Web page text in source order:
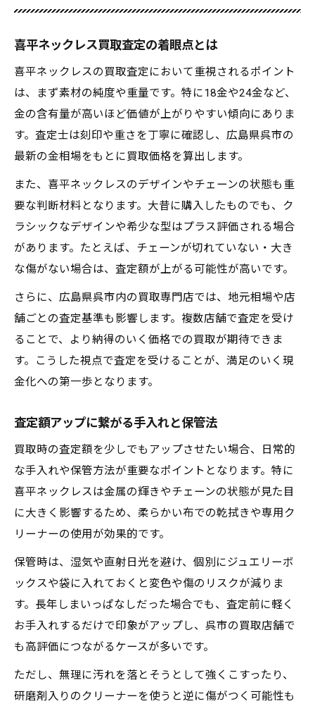
喜平ネックレス買取査定の着眼点とは
喜平ネックレスの買取査定において重視されるポイント
は、まず素材の純度や重量です。特に18金や24金など、
金の含有量が高いほど価値が上がりやすい傾向にありま
す。査定士は刻印や重さを丁寧に確認し、広島県呉市の
最新の金相場をもとに買取価格を算出します。
また、喜平ネックレスのデザインやチェーンの状態も重
要な判断材料となります。大昔に購入したものでも、ク
ラシックなデザインや希少な型はプラス評価される場合
があります。たとえば、チェーンが切れていない・大き
な傷がない場合は、査定額が上がる可能性が高いです。
さらに、広島県呉市内の買取専門店では、地元相場や店
舗ごとの査定基準も影響します。複数店舗で査定を受け
ることで、より納得のいく価格での買取が期待できま
す。こうした視点で査定を受けることが、満足のいく現
金化への第一歩となります。
査定額アップに繋がる手入れと保管法
買取時の査定額を少しでもアップさせたい場合、日常的
な手入れや保管方法が重要なポイントとなります。特に
喜平ネックレスは金属の輝きやチェーンの状態が見た目
に大きく影響するため、柔らかい布での乾拭きや専用ク
リーナーの使用が効果的です。
保管時は、湿気や直射日光を避け、個別にジュエリーボ
ックスや袋に入れておくと変色や傷のリスクが減りま
す。長年しまいっぱなしだった場合でも、査定前に軽く
お手入れするだけで印象がアップし、呉市の買取店舗で
も高評価につながるケースが多いです。
ただし、無理に汚れを落とそうとして強くこすったり、
研磨剤入りのクリーナーを使うと逆に傷がつく可能性も